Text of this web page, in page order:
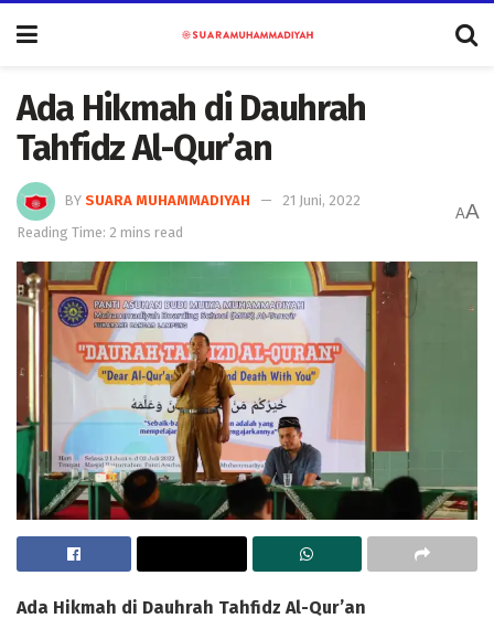
Ada Hikmah di Dauhrah
Tahfidz Al-Qur’an
BY SUARA MUHAMMADIYAH
21 Juni, 2022
Reading Time: 2 mins read
AA
Ada Hikmah di Dauhrah Tahfidz Al-Qur’an